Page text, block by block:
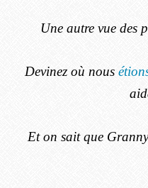
Une autre vue des
Devinez où nous
Et on sait que